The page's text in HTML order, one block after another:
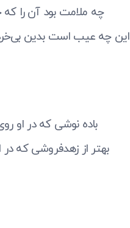
چه ملامت بود آن را که
این چه عیب است بدین
باده نوشی که در او
بهتر از زهدفروشی که